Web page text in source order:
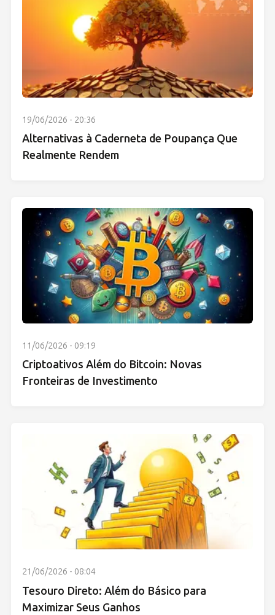
19/06/2026 - 20:36
Alternativas à Caderneta de Poupança Que
Realmente Rendem
11/06/2026 - 09:19
Criptoativos Além do Bitcoin: Novas
Fronteiras de Investimento
21/06/2026 - 08:04
Tesouro Direto: Além do Básico para
Maximizar Seus Ganhos